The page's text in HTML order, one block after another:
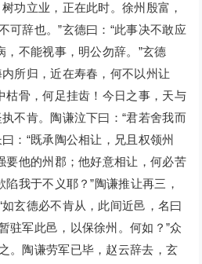
功立业，正在此时。徐州殷富，
可辞也。”玄德曰：“此事决不敢应
，不能视事，明公勿辞。”玄德
所归，近在寿春，何不以州让
枯骨，何足挂齿！今日之事，天与
不肯。陶谦泣下曰：“君若舍我而
：“既承陶公相让，兄且权领州
要他的州郡；他好意相让，何必苦
陷我于不义耶？”陶谦推让再三，
玄德必不肯从，此间近邑，名曰
驻军此邑，以保徐州。何如？”众
。陶谦劳军已毕，赵云辞去，玄